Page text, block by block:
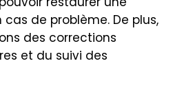
de problème. De plus,
des corrections
et du suivi des